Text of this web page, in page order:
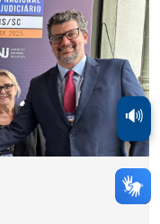
🔊